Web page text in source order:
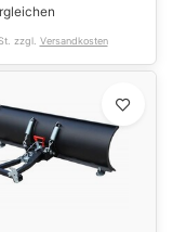
zzgl. Versandkosten